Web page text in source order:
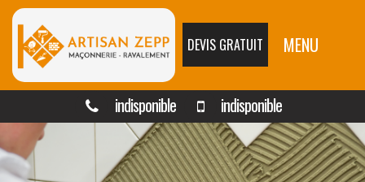
DEVIS GRATUIT MENU
indisponible indisponible